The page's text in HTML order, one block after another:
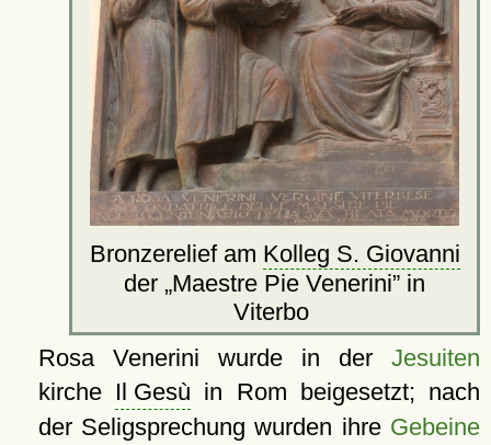
Bronzerelief am Kolleg S. Giovanni
der Maestre Pie Venerini in
Viterbo
Rosa Venerini wurde in der Jesuiten
kirche Il Gesù in Rom beigesetzt; nach
der Seligsprechung wurden ihre Gebeine